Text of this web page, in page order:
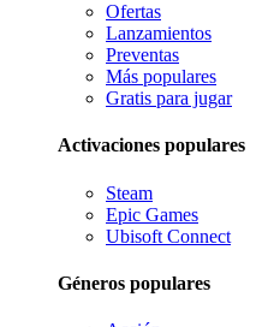
Ofertas
Lanzamientos
Preventas
Más populares
Gratis para jugar
Activaciones populares
Steam
Epic Games
Ubisoft Connect
Géneros populares